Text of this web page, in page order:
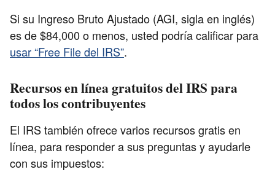
Si su Ingreso Bruto Ajustado (AGI, sigla en inglés)
es de $84,000 o menos, usted podría calificar para
usar “Free File del IRS”.
Recursos en línea gratuitos del IRS para
todos los contribuyentes
El IRS también ofrece varios recursos gratis en
línea, para responder a sus preguntas y ayudarle
con sus impuestos: